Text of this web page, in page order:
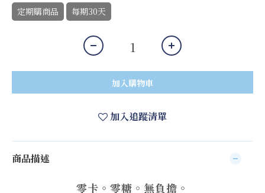
定期購商品 每期30天
加入購物車
加入追蹤清單
商品描述
零卡。零糖。無負擔。